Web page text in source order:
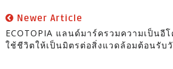
Newer Article
ECOTOPIA แลนด์มาร์ครวมความเป็นอี
ใช้ชีวิตให้เป็นมิตรต่อสิ่งแวดล้อมต้อนรับ